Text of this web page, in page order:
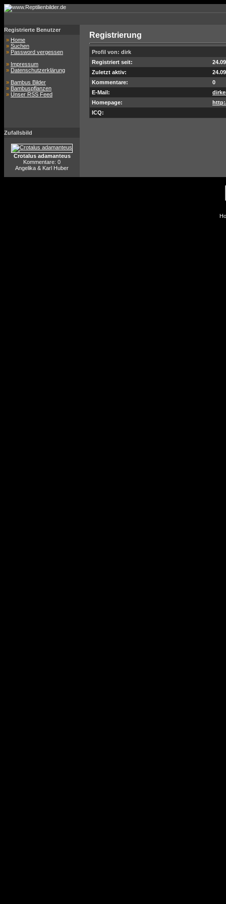
Registrierte Benutzer
» Home
» Suchen
» Password vergessen
» Impressum
» Datenschutzerklärung
» Bambus Bilder
» Bambuspflanzen
» Unser RSS Feed
Zufallsbild
Crotalus adamanteus
Kommentare: 0
Angelika & Karl Huber
Registrierung
Profil von: dirk
Registriert seit:
Zuletzt aktiv:
Kommentare:
0
E-Mail:
Homepage:
ICQ: